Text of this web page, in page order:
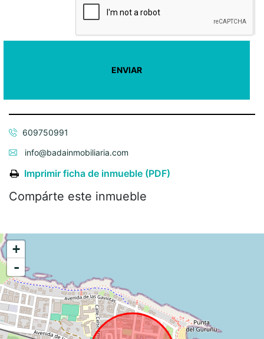
609750991
info@badainmobiliaria.com
Imprimir ficha de inmueble (PDF)
Compárte este inmueble
+
-